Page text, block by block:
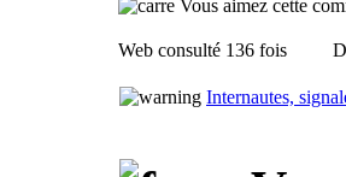
Vous aimez cette
Web consulté 136 fois
Internautes,